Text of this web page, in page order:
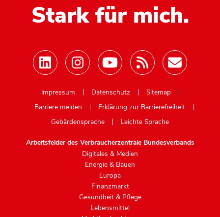
Stark für mich.
Impressum
Datenschutz
Sitemap
Barriere melden
Erklärung zur Barrierefreiheit
Gebärdensprache
Leichte Sprache
Arbeitsfelder des Verbraucherzentrale Bundesverbands
Digitales & Medien
Energie & Bauen
Europa
Finanzmarkt
Gesundheit & Pflege
Lebensmittel